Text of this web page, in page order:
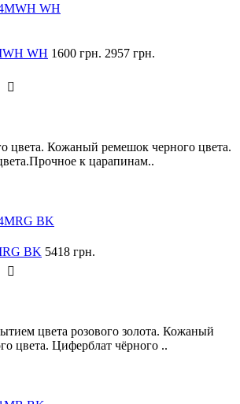
WH 1600 грн. 2957 грн.
цвета. Кожаный ремешок черного цвета.
к царапинам..
BK 5418 грн.
цвета розового золота. Кожаный
цвета. Циферблат чёрного ..